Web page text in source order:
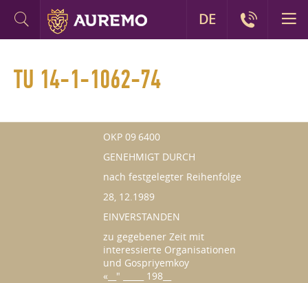
TU 14-1-1062-74
OKP 09 6400
GENEHMIGT DURCH
nach festgelegter Reihenfolge
28, 12.1989
EINVERSTANDEN
zu gegebener Zeit mit
interessierte Organisationen
und Gospriyemkoy
«__" _____ 198__
DE